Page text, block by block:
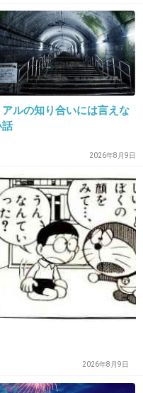
-34
-63
、日本で感じる“外国人差
”のリアル
アルの知り合いには言えな
話
2026年8月9日
2026年8月9日